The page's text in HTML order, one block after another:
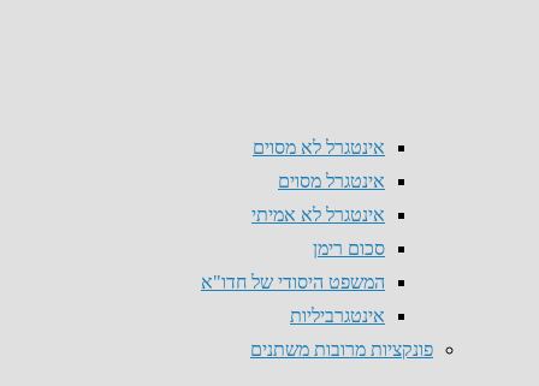
אינטגרל לא מסוים
אינטגרל מסוים
אינטגרל לא אמיתי
סכום רימן
המשפט היסודי של חדו"א
אינטגרביליות
פונקציות מרובות משתנים